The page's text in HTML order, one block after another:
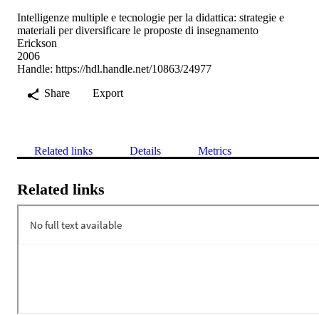
Intelligenze multiple e tecnologie per la didattica: strategie e
materiali per diversificare le proposte di insegnamento
Erickson
2006
Handle: https://hdl.handle.net/10863/24977
Share
Export
Related links Details Metrics
Related links